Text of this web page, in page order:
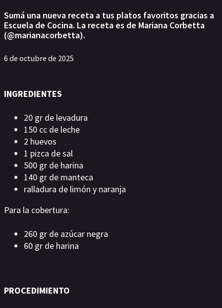
Sumá una nueva receta a tus platos favoritos gracias a
Escuela de Cocina. La receta es de Mariana Corbetta
(@marianacorbetta).
6 de octubre de 2025
INGREDIENTES
20 gr de levadura
150 cc de leche
2 huevos
1 pizca de sal
500 gr de harina
140 gr de manteca
ralladura de limón y naranja
Para la cobertura:
260 gr de azúcar negra
60 gr de harina
PROCEDIMIENTO